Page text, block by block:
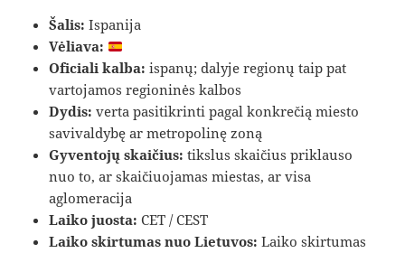
Šalis: Ispanija
Vėliava:
Oficiali kalba: ispanų; dalyje regionų taip pat
vartojamos regioninės kalbos
Dydis: verta pasitikrinti pagal konkrečią miesto
savivaldybę ar metropolinę zoną
Gyventojų skaičius: tikslus skaičius priklauso
nuo to, ar skaičiuojamas miestas, ar visa
aglomeracija
Laiko juosta: CET / CEST
Laiko skirtumas nuo Lietuvos: Laiko skirtumas